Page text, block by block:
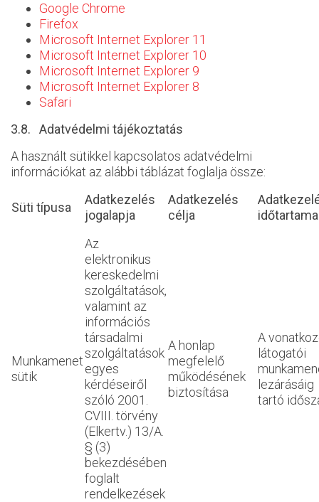
Google Chrome
Firefox
Microsoft Internet Explorer 11
Microsoft Internet Explorer 10
Microsoft Internet Explorer 9
Microsoft Internet Explorer 8
Safari
3.8. Adatvédelmi tájékoztatás
A használt sütikkel kapcsolatos adatvédelmi
információkat az alábbi táblázat foglalja össze:
Süti típusa
Adatkezelés
jogalapja
Adatkezelés
célja
időtartama
Munkamenet
sütik
Az
elektronikus
kereskedelmi
szolgáltatások,
valamint az
információs
társadalmi
szolgáltatások
egyes
kérdéseiről
szóló 2001.
CVIII. törvény
(Elkertv.) 13/A.
§ (3)
bekezdésében
foglalt
rendelkezések
A honlap
megfelelő
működésének
biztosítása
A
látogatói
lezárásáig
tartó